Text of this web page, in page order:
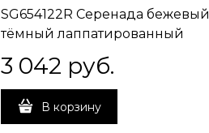
SG654122R Серенада бежевый
тёмный лаппатированный
обрезной 60x60x0,9
3 042 руб.
В корзину